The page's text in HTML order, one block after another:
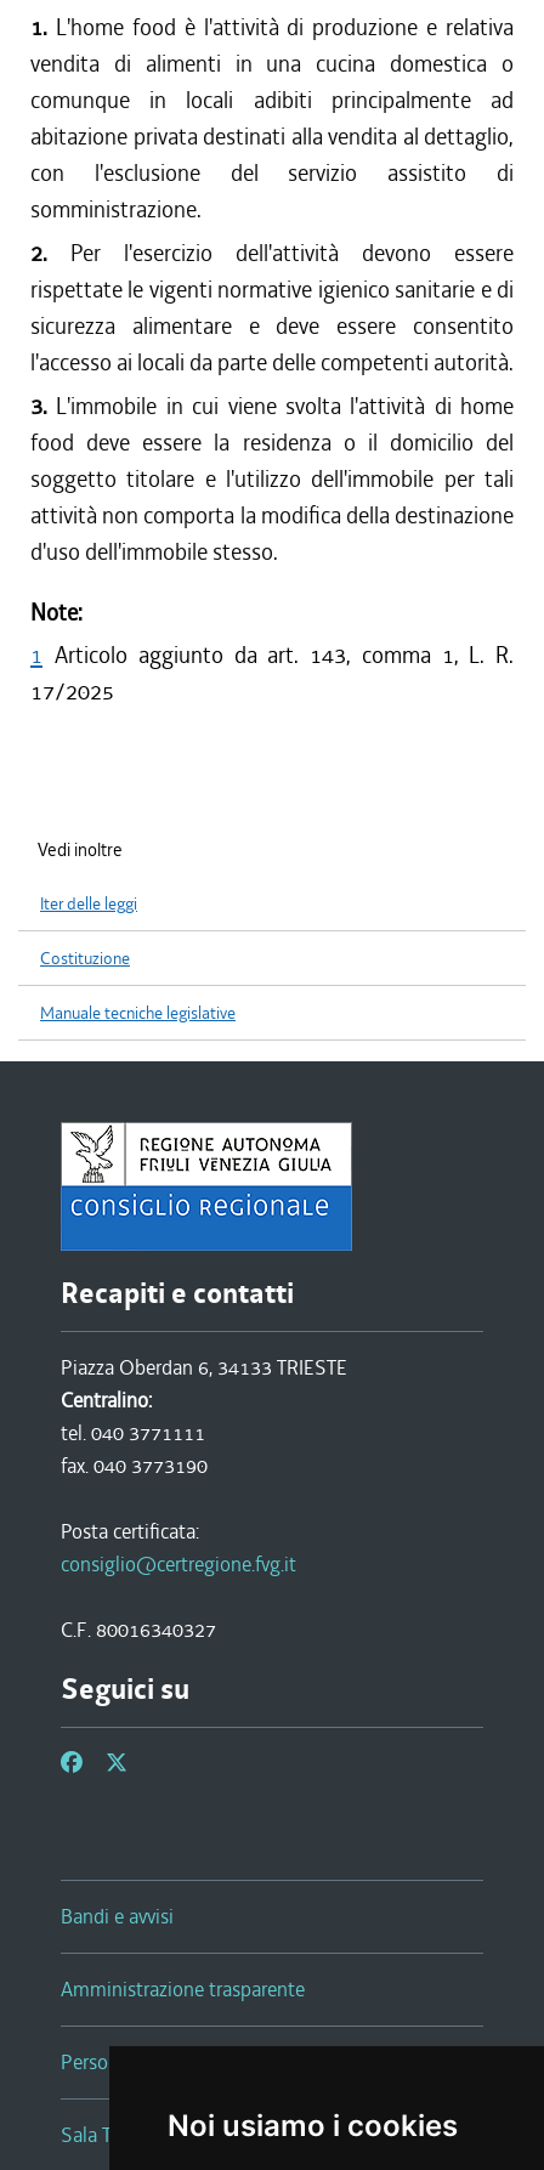
Noi usiamo i cookies
1. L'home food è l'attività di produzione e relativa
vendita di alimenti in una cucina domestica o
comunque in locali adibiti principalmente ad
abitazione privata destinati alla vendita al dettaglio,
con l'esclusione del servizio assistito di
somministrazione.
2. Per l'esercizio dell'attività devono essere
rispettate le vigenti normative igienico sanitarie e di
sicurezza alimentare e deve essere consentito
l'accesso ai locali da parte delle competenti autorità.
3. L'immobile in cui viene svolta l'attività di home
food deve essere la residenza o il domicilio del
soggetto titolare e l'utilizzo dell'immobile per tali
attività non comporta la modifica della destinazione
d'uso dell'immobile stesso.
Note:
1 Articolo aggiunto da art. 143, comma 1, L. R.
17/2025
Vedi inoltre
Iter delle leggi
Costituzione
Manuale tecniche legislative
Recapiti e contatti
Piazza Oberdan 6, 34133 TRIESTE
Centralino:
tel. 040 3771111
fax. 040 3773190
Posta certificata:
consiglio@certregione.fvg.it
C.F. 80016340327
Seguici su
Bandi e avvisi
Amministrazione trasparente
Persone e Uffici
Sala Tiziano Tessitori